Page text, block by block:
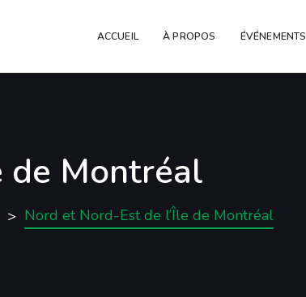
ACCUEIL À PROPOS ÉVÉNEMENTS
de Montréal
Nord et Nord-Est de l’Île de Montréal